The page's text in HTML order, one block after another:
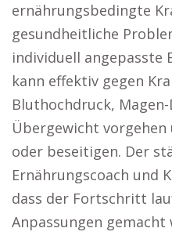
ernährungsbedingte
gesundheitliche
individuell angepasste
kann effektiv gegen
Bluthochdruck,
Übergewicht
oder beseitigen. Der
Ernährungscoach und
dass der Fortschritt
Anpassungen